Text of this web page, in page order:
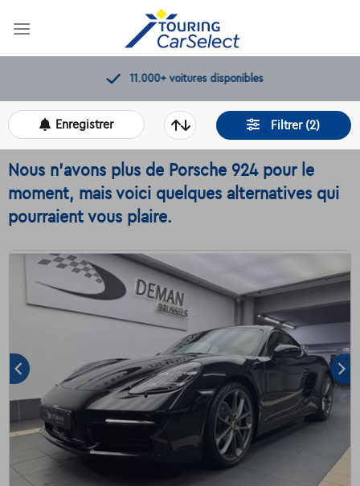
11.000+voitures disponibles
Filtrer (2)
Enregistrer
Nous n'avons plus de Porsche 924 pour le
moment, mais voici quelques alternatives qui
pourraient vous plaire.